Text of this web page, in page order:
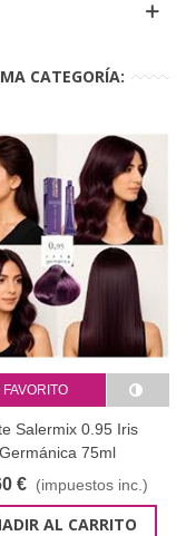
CATEGORÍA:
FAVORITO
Salermix 0.95 Iris
Germánica 75ml
€ (impuestos inc.)
AL CARRITO